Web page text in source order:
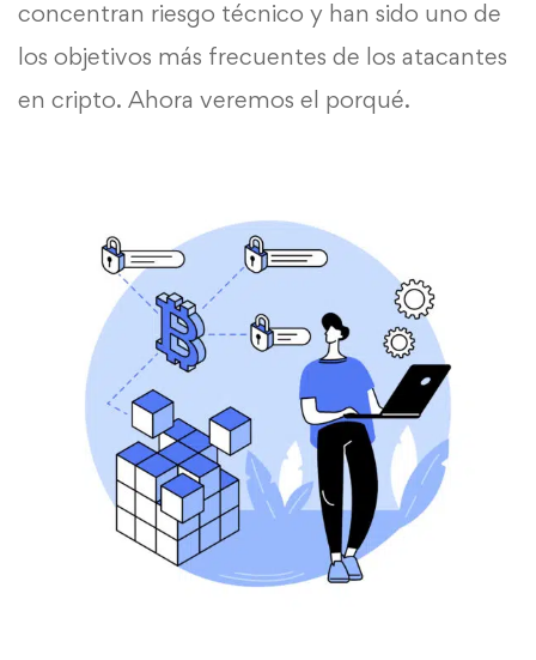
concentran riesgo técnico y han sido uno de
los objetivos más frecuentes de los atacantes
en cripto. Ahora veremos el porqué.